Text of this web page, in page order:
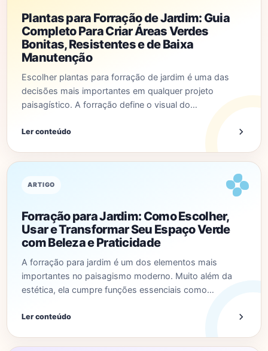
Plantas para Forração de Jardim: Guia
Completo Para Criar Áreas Verdes
Bonitas, Resistentes e de Baixa
Manutenção
Escolher plantas para forração de jardim é uma das
decisões mais importantes em qualquer projeto
paisagístico. A forração define o visual do…
Ler conteúdo
ARTIGO
Forração para Jardim: Como Escolher,
Usar e Transformar Seu Espaço Verde
com Beleza e Praticidade
A forração para jardim é um dos elementos mais
importantes no paisagismo moderno. Muito além da
estética, ela cumpre funções essenciais como…
Ler conteúdo